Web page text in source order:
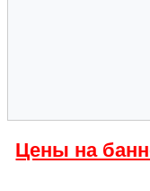
Цены на